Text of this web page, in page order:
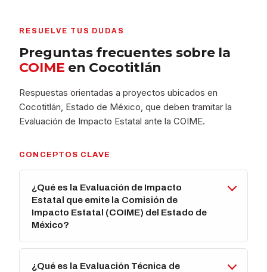
RESUELVE TUS DUDAS
Preguntas frecuentes sobre la
COIME en Cocotitlán
Respuestas orientadas a proyectos ubicados en
Cocotitlán, Estado de México, que deben tramitar la
Evaluación de Impacto Estatal ante la COIME.
CONCEPTOS CLAVE
¿Qué es la Evaluación de Impacto
Estatal que emite la Comisión de
Impacto Estatal (COIME) del Estado de
México?
¿Qué es la Evaluación Técnica de